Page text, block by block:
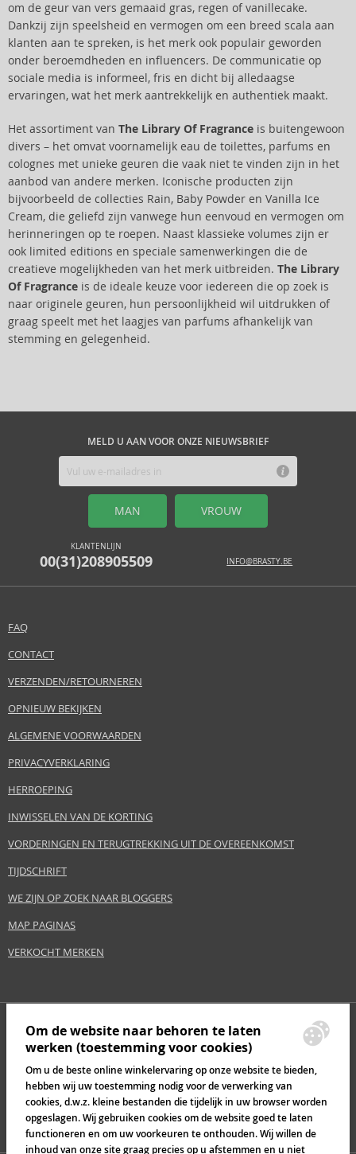
om de geur van vers gemaaid gras, regen of vanillecake.
Dankzij zijn speelsheid en vermogen om een breed scala aan
klanten aan te spreken, is het merk ook populair geworden
onder beroemdheden en influencers. De communicatie op
sociale media is informeel, fris en dicht bij alledaagse
ervaringen, wat het merk aantrekkelijk en authentiek maakt.
Het assortiment van The Library Of Fragrance is buitengewoon
divers – het omvat voornamelijk eau de toilettes, parfums en
colognes met unieke geuren die vaak niet te vinden zijn in het
aanbod van andere merken. Iconische producten zijn
bijvoorbeeld de collecties Rain, Baby Powder en Vanilla Ice
Cream, die geliefd zijn vanwege hun eenvoud en vermogen om
herinneringen op te roepen. Naast klassieke volumes zijn er
ook limited editions en speciale samenwerkingen die de
creatieve mogelijkheden van het merk uitbreiden. The Library
Of Fragrance is de ideale keuze voor iedereen die op zoek is
naar originele geuren, hun persoonlijkheid wil uitdrukken of
graag speelt met het laagjes van parfums afhankelijk van
stemming en gelegenheid.
MELD U AAN VOOR ONZE NIEUWSBRIEF
MAN VROUW
KLANTENLIJN
00(31)208905509 INFO@BRASTY.BE
FAQ
CONTACT
VERZENDEN/RETOURNEREN
OPNIEUW BEKIJKEN
ALGEMENE VOORWAARDEN
PRIVACYVERKLARING
HERROEPING
INWISSELEN VAN DE KORTING
VORDERINGEN EN TERUGTREKKING UIT DE OVEREENKOMST
TIJDSCHRIFT
WE ZIJN OP ZOEK NAAR BLOGGERS
MAP PAGINAS
VERKOCHT MERKEN
Om de website naar behoren te laten
werken (toestemming voor cookies)
Om u de beste online winkelervaring op onze website te bieden,
hebben wij uw toestemming nodig voor de verwerking van
cookies, d.w.z. kleine bestanden die tijdelijk in uw browser worden
opgeslagen. Wij gebruiken cookies om de website goed te laten
functioneren en om uw voorkeuren te onthouden. Wij willen de
inhoud van onze site graag precies op u afstemmen en u niet